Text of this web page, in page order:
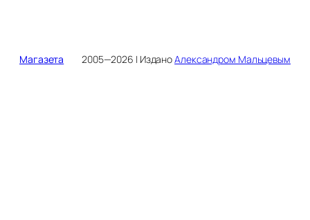
Магазета 2005—2026 | ИзданоАлександром Мальцевым